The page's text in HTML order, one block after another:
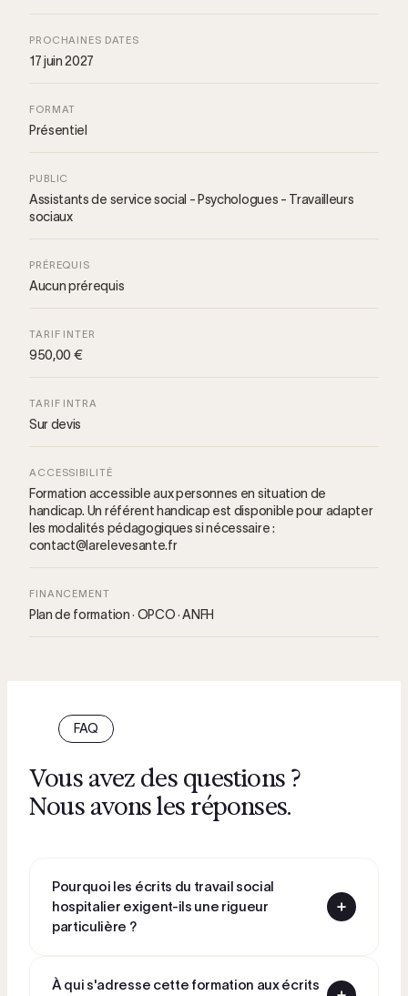
PROCHAINES DATES
17 juin 2027
FORMAT
Présentiel
PUBLIC
Assistants de service social - Psychologues - Travailleurs
sociaux
PRÉREQUIS
Aucun prérequis
TARIF INTER
950,00 €
TARIF INTRA
Sur devis
ACCESSIBILITÉ
Formation accessible aux personnes en situation de
handicap. Un référent handicap est disponible pour adapter
les modalités pédagogiques si nécessaire :
contact@larelevesante.fr
FINANCEMENT
Plan de formation · OPCO · ANFH
FAQ
Vous avez des questions ?
Nous avons les réponses.
Pourquoi les écrits du travail social
hospitalier exigent-ils une rigueur
particulière ?
À qui s'adresse cette formation aux écrits